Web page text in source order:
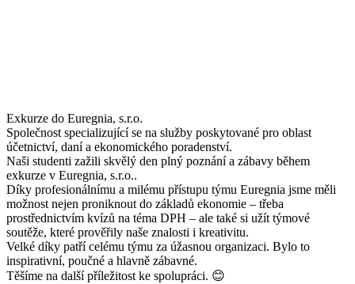
Exkurze do Euregnia, s.r.o.
Společnost specializující se na služby poskytované pro oblast
účetnictví, daní a ekonomického poradenství.
Naši studenti zažili skvělý den plný poznání a zábavy během
exkurze v Euregnia, s.r.o..
Díky profesionálnímu a milému přístupu týmu Euregnia jsme měli
možnost nejen proniknout do základů ekonomie – třeba
prostřednictvím kvízů na téma DPH – ale také si užít týmové
soutěže, které prověřily naše znalosti i kreativitu.
Velké díky patří celému týmu za úžasnou organizaci. Bylo to
inspirativní, poučné a hlavně zábavné.
Těšíme na další příležitost ke spolupráci. 😊